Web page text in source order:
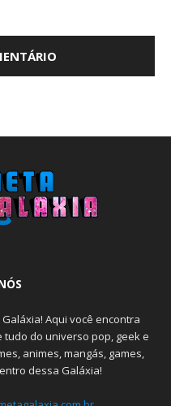
Aqui você encontra
do universo pop, geek e
animes, mangás, games,
dessa Galáxia!